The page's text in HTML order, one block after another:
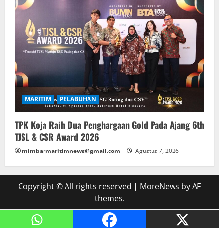
MARITIM PELABUHAN
TPK Koja Raih Dua Penghargaan Gold Pada Ajang 6th
TJSL & CSR Award 2026
mimbarmaritimnews@gmail.com Agustus 7, 2026
Copyright © All rights reserved | MoreNews by AF
themes.